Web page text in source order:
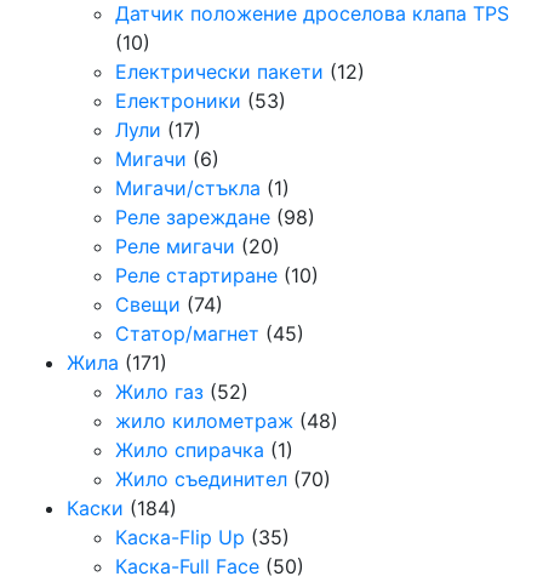
Датчик положение дроселова клапа TPS
(10)
Електрически пакети (12)
Електроники (53)
Лули (17)
Мигачи (6)
Мигачи/стъкла (1)
Реле зареждане (98)
Реле мигачи (20)
Реле стартиране (10)
Свещи (74)
Статор/магнет (45)
Жила (171)
Жило газ (52)
жило километраж (48)
Жило спирачка (1)
Жило съединител (70)
Каски (184)
Каска-Flip Up (35)
Каска-Full Face (50)